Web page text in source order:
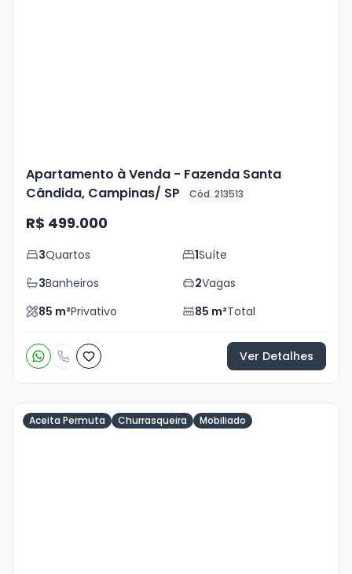
Apartamento à Venda - Fazenda Santa
Cândida, Campinas/ SP
Cód. 213513
R$ 499.000
3Quartos 1Suíte
3Banheiros 2Vagas
85 m²Privativo 85 m²Total
Ver Detalhes
Aceita Permuta Churrasqueira Mobiliado